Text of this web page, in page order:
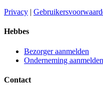
Privacy​​​​‌ ‍ ​‍​‍‌‍ ‌ ​‍‌‍‍‌‌‍‌ ‌‍‍‌‌‍ ‍​‍​‍​ ‍‍​‍​‍‌ ​ ‌‍​‌‌‍ ‍‌‍‍‌‌ ‌​‌ ‍‌​‍ ‍‌‍‍‌‌‍ ​‍​‍​‍ ​​‍​‍‌‍‍​‌ ​‍‌‍‌‌‌‍‌‍​‍​‍​ ‍‍​‍​‍‌‍‍​‌ ‌​‌ ‌​‌ ​​​ ‍‍​‍ ​‍ ‌‍ ​‌‍ ‌‍​ ‌‍​‌‌‍ ​‌‍‍​‌‍ ‌ ​ ‌ ‌​​ ‍‍​ ​ ​ ​ ​ ​ ​ ​ ​‍ ‌‍‍‌‌‍ ‍‌ ‌​‌‍‌‌‌‍ ‍‌ ‌​​‍ ‌‍‌‌‌‍‌​‌‍‍‌‌ ‌​​‍ ‌‍ ‌‌‍ ‌‍‌​‌‍‌‌​ ‌‌ ​​‌ ​‍‌‍‌‌‌ ​ ‌‍‌‌‌‍ ‍‌ ‌​‌‍​‌‌ ‌​‌‍‍‌‌‍ ‌‍ ‍​ ‍ ‌‍‍‌‌‍‌​​ ‌‌‍‌ ‌‍ ​‌‍ ‌‍​‍‌‍​‌‌‍ ​​ ‍ ‌ ‌​‌ ‍‌‌ ​​‌‍‌‌​ ‌‌‍‌ ‌‍ ​‌‍ ‌‍​‍‌‍​‌‌‍ ​​ ‍ ‌ ​​‌‍​‌‌ ‌​‌‍‍​​ ‌‌‍‌‍‌‍ ‌‍ ‌ ‌​‌‍‌‌‌ ​‍​‍ ‍‌‍ ​‌‍‌‌‌‍‌ ‌‍​‌‌‍ ​​‍‌‌​ ‌‌‌​​‍‌‌ ‌‍‍ ‌‍‌‌‌ ‍‌​‍‌‌​ ​ ‌​‌​​‍‌‌​ ​ ‌​‌​​‍‌‌​ ​‍​ ​‍​ ​‌​ ‍​‌‍‌‌​ ‌‍‌‍‌​‌‍‌‌‌‍‌‌​ ‌‍​ ​ ​ ‍‌​ ‌‌​ ‌​​‍‌‌​ ​‍​ ​‍​‍‌‌​ ‌‌‌​‌​​‍ ‍‌‍ ​‌‍​‌‌‍​‍‌‍‌‌‌‍ ​​ ‌‍​‍‌‍​‌‌ ​ ‌‍‌‌‌‌‌‌‌ ​‍‌‍ ​​ ‌‌‍‍​‌ ‌​‌ ‌​‌ ​​​‍‌‌​ ​ ‌​​‌​‍‌‌​ ​‍‌​‌‍​‍‌‌​ ​‍‌​‌‍‌‍ ​‌‍ ‌‍​ ‌‍​‌‌‍ ​‌‍‍​‌‍ ‌ ​ ‌ ‌​​‍‌‌​ ​ ‌​​‌​ ​ ​ ​ ​ ​ ​ ​ ​‍‌‍‌‍‍‌‌‍‌​​ ‌‌‍‌ ‌‍ ​‌‍ ‌‍​‍‌‍​‌‌‍ ​​‍‌‍‌ ‌​‌ ‍‌‌ ​​‌‍‌‌​ ‌‌‍‌ ‌‍ ​‌‍ ‌‍​‍‌‍​‌‌‍ ​​‍‌‍‌ ​​‌‍​‌‌ ‌​‌‍‍​​ ‌‌‍‌‍‌‍ ‌‍ ‌ ‌​‌‍‌‌‌ ​‍​‍ ‍‌‍ ​‌‍‌‌‌‍‌ ‌‍​‌‌‍ ​​‍‌‌​ ‌‌‌​​‍‌‌ ‌‍‍ ‌‍‌‌‌ ‍‌​‍‌‌​ ​ ‌​‌​​‍‌‌​ ​ ‌​‌​​‍‌‌​ ​‍​ ​‍​ ​‌​ ‍​‌‍‌‌​ ‌‍‌‍‌​‌‍‌‌‌‍‌‌​ ‌‍​ ​ ​ ‍‌​ ‌‌​ ‌​​‍‌‌​ ​‍​ ​‍​‍‌‌​ ‌‌‌​‌​​‍ ‍‌‍ ​‌‍​‌‌‍​‍‌‍‌‌‌‍ ​​‍‌‍‌ ​​‌‍‌‌‌ ​‍‌ ​ ‌ ​​‌‍‌‌‌‍​ ‌ ‌​‌‍‍‌‌ ‌‍‌‍‌‌​ ‌‌ ​​‌ ‌‌‌‍​‍‌‍ ​‌‍‍‌‌ ​ ‌‍‍​‌‍‌‌‌‍‌​​‍​‍‌ ‌ | Gebruikersvoorwaarden​​​​‌
Hebbes
Bezorger aanmelden​​​​‌ ‍ ​‍​‍‌‍ ‌ ​‍‌‍‍‌‌‍‌ ‌‍‍‌‌‍ ‍​‍​‍​ ‍‍​‍​‍‌ ​ ‌‍​‌‌‍ ‍‌‍‍‌‌ ‌​‌ ‍‌​‍ ‍‌‍‍‌‌‍ ​‍​‍​‍ ​​‍​‍‌‍‍​‌ ​‍‌‍‌‌‌‍‌‍​‍​‍​ ‍‍​‍​‍‌‍‍​‌ ‌​‌ ‌​‌ ​​​ ‍‍​‍ ​‍ ‌‍ ​‌‍ ‌‍​ ‌‍​‌‌‍ ​‌‍‍​‌‍ ‌ ​ ‌ ‌​​ ‍‍​ ​ ​ ​ ​ ​ ​ ​ ​‍ ‌‍‍‌‌‍ ‍‌ ‌​‌‍‌‌‌‍ ‍‌ ‌​​‍ ‌‍‌‌‌‍‌​‌‍‍‌‌ ‌​​‍ ‌‍ ‌‌‍ ‌‍‌​‌‍‌‌​ ‌‌ ​​‌ ​‍‌‍‌‌‌ ​ ‌‍‌‌‌‍ ‍‌ ‌​‌‍​‌‌ ‌​‌‍‍‌‌‍ ‌‍ ‍​ ‍ ‌‍‍‌‌‍‌​​ ‌‌‍‌ ‌‍ ​‌‍ ‌‍​‍‌‍​‌‌‍ ​​ ‍ ‌ ‌​‌ ‍‌‌ ​​‌‍‌‌​ ‌‌‍‌ ‌‍ ​‌‍ ‌‍​‍‌‍​‌‌‍ ​​ ‍ ‌ ​​‌‍​‌‌ ‌​‌‍‍​​ ‌‌‍‌‍‌‍ ‌‍ ‌ ‌​‌‍‌‌‌ ​‍​‍ ‍‌ ​​‌‍​‌‌‍‌ ‌‍‌‌‌ ​ ​‍‌‌​ ‌‌‌​​‍‌‌ ‌‍‍ ‌‍‌‌‌ ‍‌​‍‌‌​ ​ ‌​‌​​‍‌‌​ ​ ‌​‌​​‍‌‌​ ​‍​ ​‍​ ‌ ​ ​‌‌‍​‍‌‍​ ​ ‌‌​ ‌ ​ ​‌​ ​‍​ ‌​​ ​​‌‍‌‌​ ‍‌​‍‌‌​ ​‍​ ​‍​‍‌‌​ ‌‌‌​‌​​‍ ‍‌‍ ​‌‍​‌‌‍​‍‌‍‌‌‌‍ ​​ ‌‍​‍‌‍​‌‌ ​ ‌‍‌‌‌‌‌‌‌ ​‍‌‍ ​​ ‌‌‍‍​‌ ‌​‌ ‌​‌ ​​​‍‌‌​ ​ ‌​​‌​‍‌‌​ ​‍‌​‌‍​‍‌‌​ ​‍‌​‌‍‌‍ ​‌‍ ‌‍​ ‌‍​‌‌‍ ​‌‍‍​‌‍ ‌ ​ ‌ ‌​​‍‌‌​ ​ ‌​​‌​ ​ ​ ​ ​ ​ ​ ​ ​‍‌‍‌‍‍‌‌‍‌​​ ‌‌‍‌ ‌‍ ​‌‍ ‌‍​‍‌‍​‌‌‍ ​​‍‌‍‌ ‌​‌ ‍‌‌ ​​‌‍‌‌​ ‌‌‍‌ ‌‍ ​‌‍ ‌‍​‍‌‍​‌‌‍ ​​‍‌‍‌ ​​‌‍​‌‌ ‌​‌‍‍​​ ‌‌‍‌‍‌‍ ‌‍ ‌ ‌​‌‍‌‌‌ ​‍​‍ ‍‌ ​​‌‍​‌‌‍‌ ‌‍‌‌‌ ​ ​‍‌‌​ ‌‌‌​​‍‌‌ ‌‍‍ ‌‍‌‌‌ ‍‌​‍‌‌​ ​ ‌​‌​​‍‌‌​ ​ ‌​‌​​‍‌‌​ ​‍​ ​‍​ ‌ ​ ​‌‌‍​‍‌‍​ ​ ‌‌​ ‌ ​ ​‌​ ​‍​ ‌​​ ​​‌‍‌‌​ ‍‌​‍‌‌​ ​‍​ ​‍​‍‌‌​ ‌‌‌​‌​​‍ ‍‌‍ ​‌‍​‌‌‍​‍‌‍‌‌‌‍ ​​‍‌‍‌ ​​‌‍‌‌‌ ​‍‌ ​ ‌ ​​‌‍‌‌‌‍​ ‌ ‌​‌‍‍‌‌ ‌‍‌‍‌‌​ ‌‌ ​​‌ ‌‌‌‍​‍‌‍ ​‌‍‍‌‌ ​ ‌‍‍​‌‍‌‌‌‍‌​​‍​‍‌ ‌
Onderneming aanmelden ​​​​‌ ‍ ​‍​‍‌‍ ‌ ​‍‌‍‍‌‌‍‌ ‌‍‍‌‌‍ ‍​‍​‍​ ‍‍​‍​‍‌ ​ ‌‍​‌‌‍ ‍‌‍‍‌‌ ‌​‌ ‍‌​‍ ‍‌‍‍‌‌‍ ​‍​‍​‍ ​​‍​‍‌‍‍​‌ ​‍‌‍‌‌‌‍‌‍​‍​‍​ ‍‍​‍​‍‌‍‍​‌ ‌​‌ ‌​‌ ​​​ ‍‍​‍ ​‍ ‌‍ ​‌‍ ‌‍​ ‌‍​‌‌‍ ​‌‍‍​‌‍ ‌ ​ ‌ ‌​​ ‍‍​ ​ ​ ​ ​ ​ ​ ​ ​‍ ‌‍‍‌‌‍ ‍‌ ‌​‌‍‌‌‌‍ ‍‌ ‌​​‍ ‌‍‌‌‌‍‌​‌‍‍‌‌ ‌​​‍ ‌‍ ‌‌‍ ‌‍‌​‌‍‌‌​ ‌‌ ​​‌ ​‍‌‍‌‌‌ ​ ‌‍‌‌‌‍ ‍‌ ‌​‌‍​‌‌ ‌​‌‍‍‌‌‍ ‌‍ ‍​ ‍ ‌‍‍‌‌‍‌​​ ‌‌‍‌ ‌‍ ​‌‍ ‌‍​‍‌‍​‌‌‍ ​​ ‍ ‌ ‌​‌ ‍‌‌ ​​‌‍‌‌​ ‌‌‍‌ ‌‍ ​‌‍ ‌‍​‍‌‍​‌‌‍ ​​ ‍ ‌ ​​‌‍​‌‌ ‌​‌‍‍​​ ‌‌‍‌‍‌‍ ‌‍ ‌ ‌​‌‍‌‌‌ ​‍​‍ ‍‌ ​​‌‍​‌‌‍‌ ‌‍‌‌‌ ​ ​‍‌‌​ ‌‌‌​​‍‌‌ ‌‍‍ ‌‍‌‌‌ ‍‌​‍‌‌​ ​ ‌​‌​​‍‌‌​ ​ ‌​‌​​‍‌‌​ ​‍​ ​‍​ ‌ ​ ‌ ​ ‍‌​ ​ ​ ​‌‌‍​ ‌‍​‌​ ‌‍​ ​‌‌‍​‍​ ‌‍‌‍​ ​‍‌‌​ ​‍​ ​‍​‍‌‌​ ‌‌‌​‌​​‍ ‍‌‍ ​‌‍​‌‌‍​‍‌‍‌‌‌‍ ​​ ‌‍​‍‌‍​‌‌ ​ ‌‍‌‌‌‌‌‌‌ ​‍‌‍ ​​ ‌‌‍‍​‌ ‌​‌ ‌​‌ ​​​‍‌‌​ ​ ‌​​‌​‍‌‌​ ​‍‌​‌‍​‍‌‌​ ​‍‌​‌‍‌‍ ​‌‍ ‌‍​ ‌‍​‌‌‍ ​‌‍‍​‌‍ ‌ ​ ‌ ‌​​‍‌‌​ ​ ‌​​‌​ ​ ​ ​ ​ ​ ​ ​ ​‍‌‍‌‍‍‌‌‍‌​​ ‌‌‍‌ ‌‍ ​‌‍ ‌‍​‍‌‍​‌‌‍ ​​‍‌‍‌ ‌​‌ ‍‌‌ ​​‌‍‌‌​ ‌‌‍‌ ‌‍ ​‌‍ ‌‍​‍‌‍​‌‌‍ ​​‍‌‍‌ ​​‌‍​‌‌ ‌​‌‍‍​​ ‌‌‍‌‍‌‍ ‌‍ ‌ ‌​‌‍‌‌‌ ​‍​‍ ‍‌ ​​‌‍​‌‌‍‌ ‌‍‌‌‌ ​ ​‍‌‌​ ‌‌‌​​‍‌‌ ‌‍‍ ‌‍‌‌‌ ‍‌​‍‌‌​ ​ ‌​‌​​‍‌‌​ ​ ‌​‌​​‍‌‌​ ​‍​ ​‍​ ‌ ​ ‌ ​ ‍‌​ ​ ​ ​‌‌‍​ ‌‍​‌​ ‌‍​ ​‌‌‍​‍​ ‌‍‌‍​ ​‍‌‌​ ​‍​ ​‍​‍‌‌​ ‌‌‌​‌​​‍ ‍‌‍ ​‌‍​‌‌‍​‍‌‍‌‌‌‍ ​​‍‌‍‌ ​​‌‍‌‌‌ ​‍‌ ​ ‌ ​​‌‍‌‌‌‍​ ‌ ‌​‌‍‍‌‌ ‌‍‌‍‌‌​ ‌‌ ​​‌ ‌‌‌‍​‍‌‍ ​‌‍‍‌‌ ​ ‌‍‍​‌‍‌‌‌‍‌​​‍​‍‌ ‌
Contact